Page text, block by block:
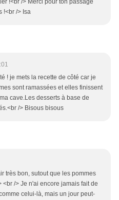
!<br /> Merci pour ton passage
!<br /> Isa
! je mets la recette de côté car je
sont ramassées et elles finissent
cave.Les desserts à base de
/> Bisous bisous
très bon, sutout que les pommes
<br /> Je n'ai encore jamais fait de
celui-là, mais un jour peut-